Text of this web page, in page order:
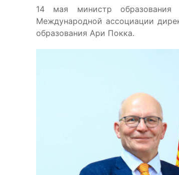
14 мая министр образования
Международной ассоциации
образования Ари Покка.